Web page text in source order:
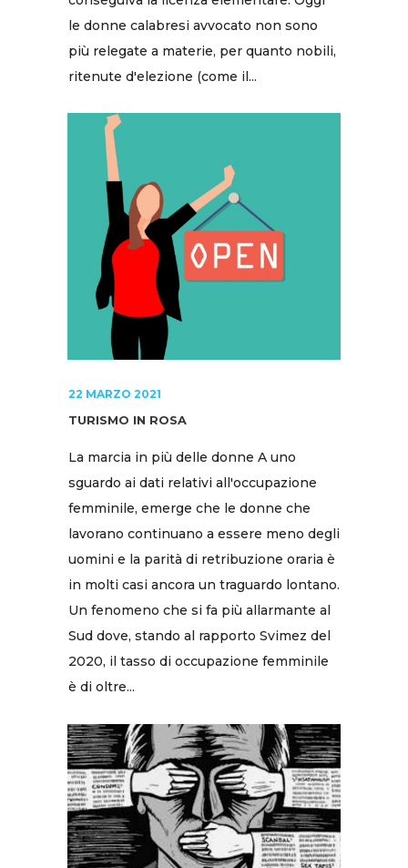
le donne calabresi avvocato non sono
più relegate a materie, per quanto nobili,
ritenute d'elezione (come il...
22 MARZO 2021
TURISMO IN ROSA
La marcia in più delle donne A uno
sguardo ai dati relativi all'occupazione
femminile, emerge che le donne che
lavorano continuano a essere meno degli
uomini e la parità di retribuzione oraria è
in molti casi ancora un traguardo lontano.
Un fenomeno che si fa più allarmante al
Sud dove, stando al rapporto Svimez del
2020, il tasso di occupazione femminile
è di oltre...